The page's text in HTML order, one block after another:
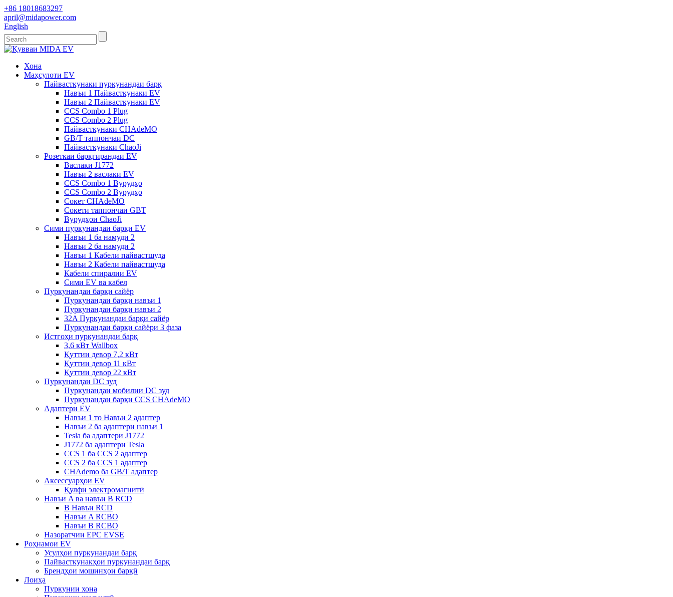
+86 18018683297
april@midapower.com
English
Хона
Маҳсулоти EV
Пайвасткунаки пуркунандаи барқ
Навъи 1 Пайвасткунаки EV
Навъи 2 Пайвасткунаки EV
CCS Combo 1 Plug
CCS Combo 2 Plug
Пайвасткунаки CHAdeMO
GB/T таппончаи DC
Пайвасткунаки ChaoJi
Розеткаи барқгирандаи EV
Васлаки J1772
Навъи 2 васлаки EV
CCS Combo 1 Вурудҳо
CCS Combo 2 Вурудҳо
Сокет CHAdeMO
Сокети таппончаи GBT
Вурудҳои ChaoJi
Сими пуркунандаи барқи EV
Навъи 1 ба намуди 2
Навъи 2 ба намуди 2
Навъи 1 Кабели пайвастшуда
Навъи 2 Кабели пайвастшуда
Кабели спиралии EV
Сими EV ва кабел
Пуркунандаи барқи сайёр
Пуркунандаи барқи навъи 1
Пуркунандаи барқи навъи 2
32A Пуркунандаи барқи сайёр
Пуркунандаи барқи сайёри 3 фаза
Истгоҳи пуркунандаи барқ
3,6 кВт Wallbox
Қуттии девор 7,2 кВт
Қуттии девор 11 кВт
Қуттии девор 22 кВт
Пуркунандаи DC зуд
Пуркунандаи мобилии DC зуд
Пуркунандаи барқи CCS CHAdeMO
Адаптери EV
Навъи 1 то Навъи 2 адаптер
Навъи 2 ба адаптери навъи 1
Tesla ба адаптери J1772
J1772 ба адаптери Tesla
CCS 1 ба CCS 2 адаптер
CCS 2 ба CCS 1 адаптер
CHAdemo ба GB/T адаптер
Аксессуарҳои EV
Қулфи электромагнитӣ
Навъи A ва навъи B RCD
B Навъи RCD
Навъи A RCBO
Навъи B RCBO
Назоратчии EPC EVSE
Роҳнамои EV
Усулҳои пуркунандаи барқ
Пайвасткунакҳои пуркунандаи барқ
Брендҳои мошинҳои барқӣ
Лоиҳа
Пуркунии хона